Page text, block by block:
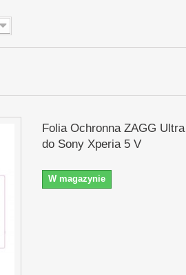
Folia Ochronna ZAGG
do Sony Xperia 5 V
W magazynie